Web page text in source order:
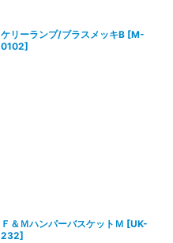
ケリーランプ/ブラスメッキB [M-
0102]
Ｆ＆ＭハンパーバスケットＭ [UK-
232]